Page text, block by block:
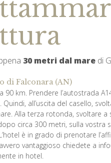
30 metri dal mare di
di Falconara (AN)
90 km. Prendere l’autostrada
all’uscita del casello,
Alla terza rotonda, svoltare
circa 300 metri, sulla vostra
è in grado di prenotare
vantaggioso chiedete a
in hotel.